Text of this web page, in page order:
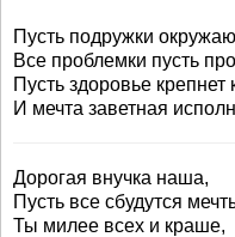
Пусть подружки
Все проблемки пусть
Пусть здоровье крепнет
И мечта заветная
Дорогая внучка наша,
Пусть все сбудутся
Ты милее всех и краше,